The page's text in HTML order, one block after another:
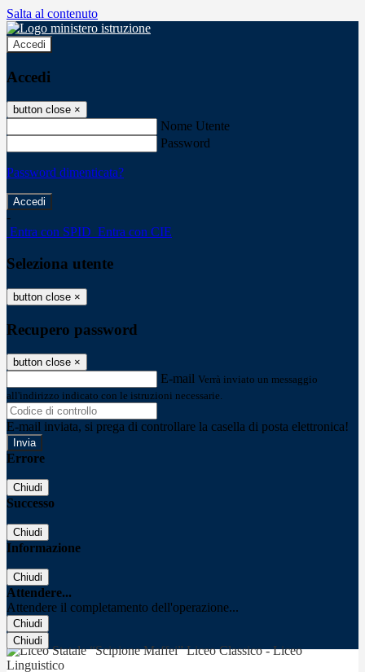
Salta al contenuto
Accedi
Accedi
button close ×
Nome Utente
Password
Password dimenticata?
-
Entra con SPID Entra con CIE
Seleziona utente
button close ×
Recupero password
button close ×
E-mail Verrà inviato un messaggio
all'indirizzo indicato con le istruzioni necessarie.
E-mail inviata, si prega di controllare la casella di posta elettronica!
Errore
Chiudi
Successo
Chiudi
Informazione
Chiudi
Attendere...
Attendere il completamento dell'operazione...
Chiudi
Chiudi